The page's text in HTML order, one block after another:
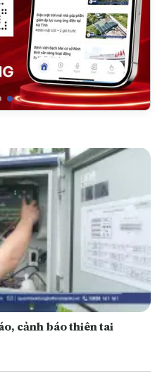
cảnh báo thiên tai